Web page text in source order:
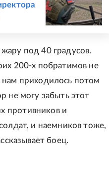
под 40 градусов.
200-х побратимов не
нам приходилось потом
не могу забыть этот
противников и
и наемников тоже,
боец.